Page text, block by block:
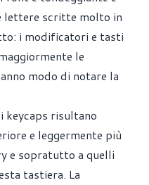
lettere scritte molto in
i modificatori e tasti
le
modo di notare la
keycaps risultano
e leggermente più
e sopratutto a quelli
tastiera. La